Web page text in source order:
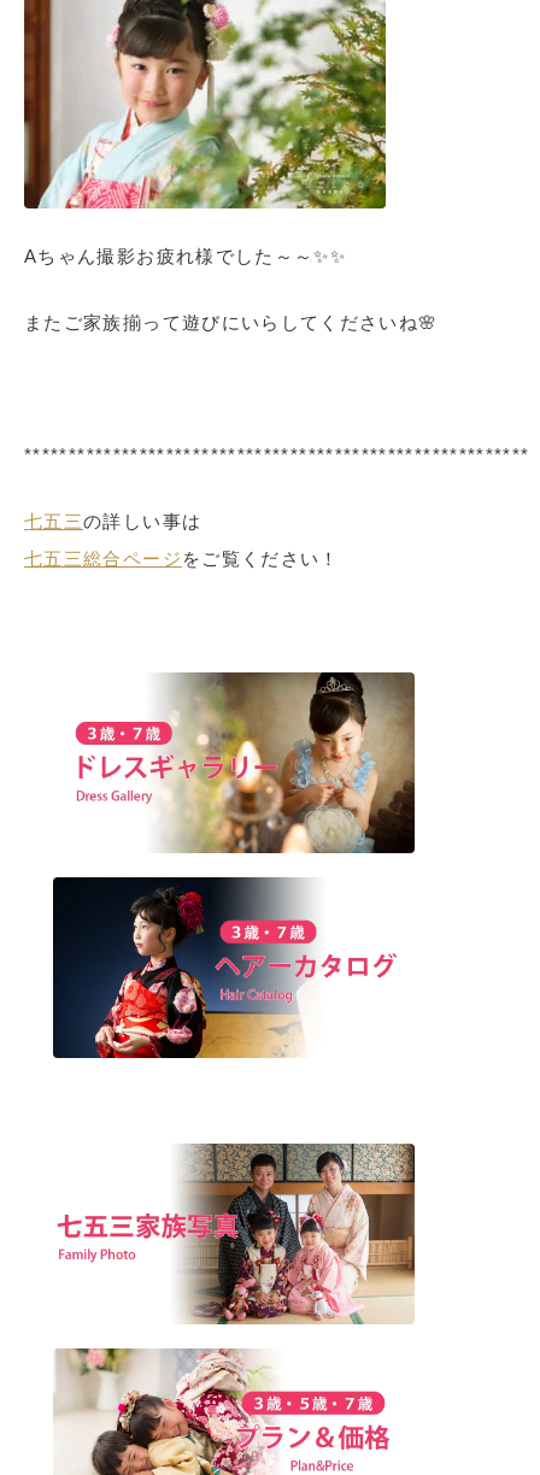
Aちゃん撮影お疲れ様でした～～✨✨
またご家族揃って遊びにいらしてくださいね🌸
*********************************************************
七五三の詳しい事は
七五三総合ページ をご覧ください！